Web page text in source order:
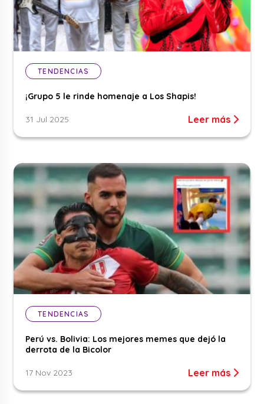
TENDENCIAS
¡Grupo 5 le rinde homenaje a Los Shapis!
31 Jul 2025 Leer más
TENDENCIAS
Perú vs. Bolivia: Los mejores memes que dejó la
derrota de la Bicolor
17 Nov 2023 Leer más